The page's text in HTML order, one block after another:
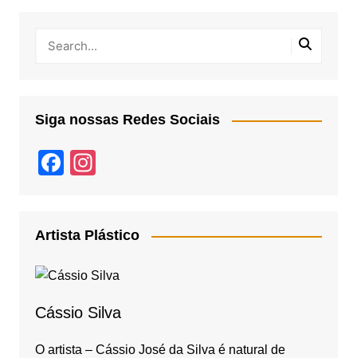
Siga nossas Redes Sociais
F
e
o
k
gr
a
Artista Plástico
Cássio Silva
O artista – Cássio José da Silva é natural de